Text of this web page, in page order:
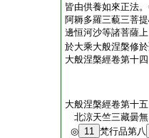
皆由供養如來正法
阿耨多羅三藐三菩
邊恒河沙等諸菩薩
於大乘大般涅槃修
大般涅槃經卷第十四
大般涅槃經卷第十五
北涼天竺三藏曇
◎ 11 梵行品第八